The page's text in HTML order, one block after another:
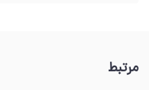
مرتبط